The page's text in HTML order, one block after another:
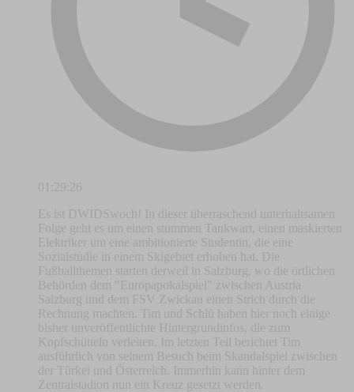
01:29:26
Es ist DWIDSwoch! In dieser überraschend unterhaltsamen
Folge geht es um einen stummen Tankwart, einen maskierten
Elektriker um eine ambitionierte Studentin, die eine
Sozialstudie in einem Skigebiet erhoben hat. Die
Fußballthemen starten derweil in Salzburg, wo die örtlichen
Behörden dem "Europapokalspiel" zwischen Austria
Salzburg und dem FSV Zwickau einen Strich durch die
Rechnung machten. Tim und Schlü haben hier noch einige
bisher unveröffentlichte Hintergrundinfos, die zum
Kopfschütteln verleiten. Im letzten Teil berichtet Tim
ausführlich von seinem Besuch beim Skandalspiel zwischen
der Türkei und Österreich. Immerhin kann hinter dem
Zentralstadion nun ein Kreuz gesetzt werden.